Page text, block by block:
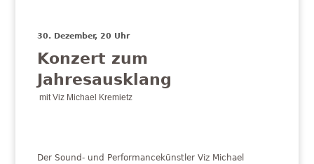
30. Dezember, 20 Uhr
Konzert zum
Jahresausklang
mit Viz Michael Kremietz
Der Sound- und Performancekünstler Viz Michael